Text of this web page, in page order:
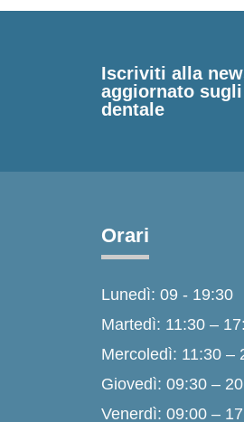
Iscriviti alla
aggiornato
dentale
Orari
Lunedì: 09 - 19:30
Martedì: 11:30 –
Mercoledì: 11:30 –
Giovedì: 09:30 –
Venerdì: 09:00 –